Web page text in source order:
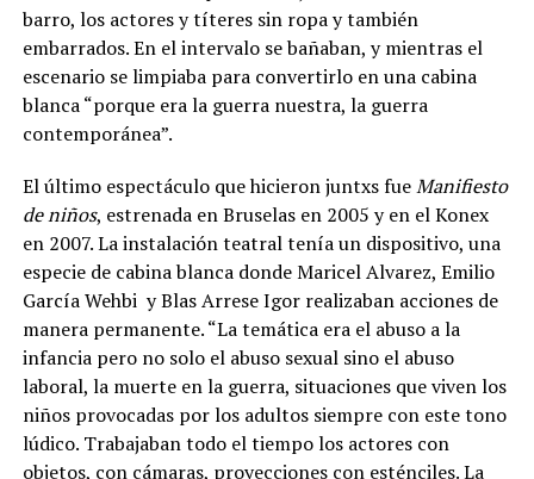
barro, los actores y títeres sin ropa y también
embarrados. En el intervalo se bañaban, y mientras el
escenario se limpiaba para convertirlo en una cabina
blanca “porque era la guerra nuestra, la guerra
contemporánea”.
El último espectáculo que hicieron juntxs fueManifiesto
de niños, estrenada en Bruselas en 2005 y en el Konex
en 2007. La instalación teatral tenía un dispositivo, una
especie de cabina blanca donde Maricel Alvarez, Emilio
García Wehbi y Blas Arrese Igor realizaban acciones de
manera permanente. “La temática era el abuso a la
infancia pero no solo el abuso sexual sino el abuso
laboral, la muerte en la guerra, situaciones que viven los
niños provocadas por los adultos siempre con este tono
lúdico. Trabajaban todo el tiempo los actores con
objetos, con cámaras, proyecciones con esténciles. La